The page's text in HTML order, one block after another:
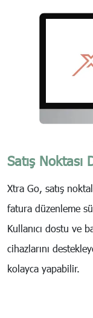
Satış Noktası
Xtra Go, satış
fatura düzenleme
Kullanıcı dostu ve
cihazlarını
kolayca yapabilir.